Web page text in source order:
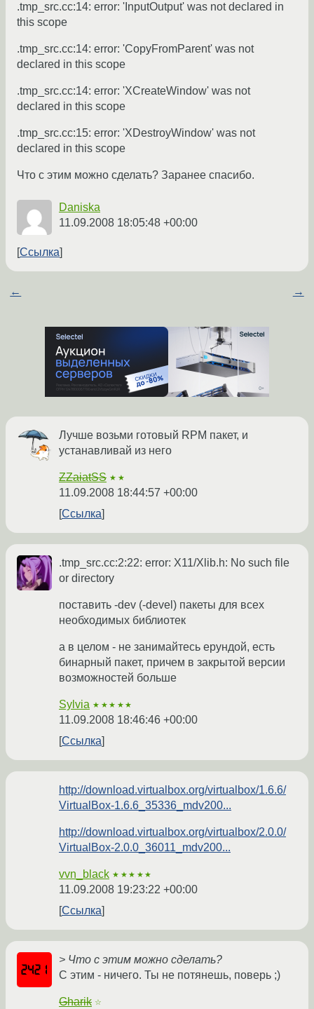
.tmp_src.cc:14: error: 'InputOutput' was not declared in
this scope
.tmp_src.cc:14: error: 'CopyFromParent' was not
declared in this scope
.tmp_src.cc:14: error: 'XCreateWindow' was not
declared in this scope
.tmp_src.cc:15: error: 'XDestroyWindow' was not
declared in this scope
Что с этим можно сделать? Заранее спасибо.
Daniska
11.09.2008 18:05:48 +00:00
Ссылка
← →
Лучше возьми готовый RPM пакет, и
устанавливай из него
ZZaiatSS ★★
11.09.2008 18:44:57 +00:00
Ссылка
.tmp_src.cc:2:22: error: X11/Xlib.h: No such file
or directory
поставить -dev (-devel) пакеты для всех
необходимых библиотек
а в целом - не занимайтесь ерундой, есть
бинарный пакет, причем в закрытой версии
возможностей больше
Sylvia ★★★★★
11.09.2008 18:46:46 +00:00
Ссылка
http://download.virtualbox.org/virtualbox/1.6.6/
VirtualBox-1.6.6_35336_mdv200...
http://download.virtualbox.org/virtualbox/2.0.0/
VirtualBox-2.0.0_36011_mdv200...
vvn_black ★★★★★
11.09.2008 19:23:22 +00:00
Ссылка
> Что с этим можно сделать?
С этим - ничего. Ты не потянешь, поверь ;)
Gharik ☆